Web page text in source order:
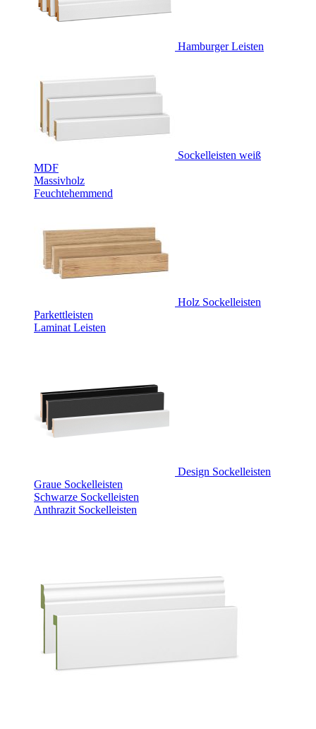
Hamburger Leisten
Sockelleisten weiß
MDF
Massivholz
Feuchtehemmend
Holz Sockelleisten
Parkettleisten
Laminat Leisten
Design Sockelleisten
Graue Sockelleisten
Schwarze Sockelleisten
Anthrazit Sockelleisten